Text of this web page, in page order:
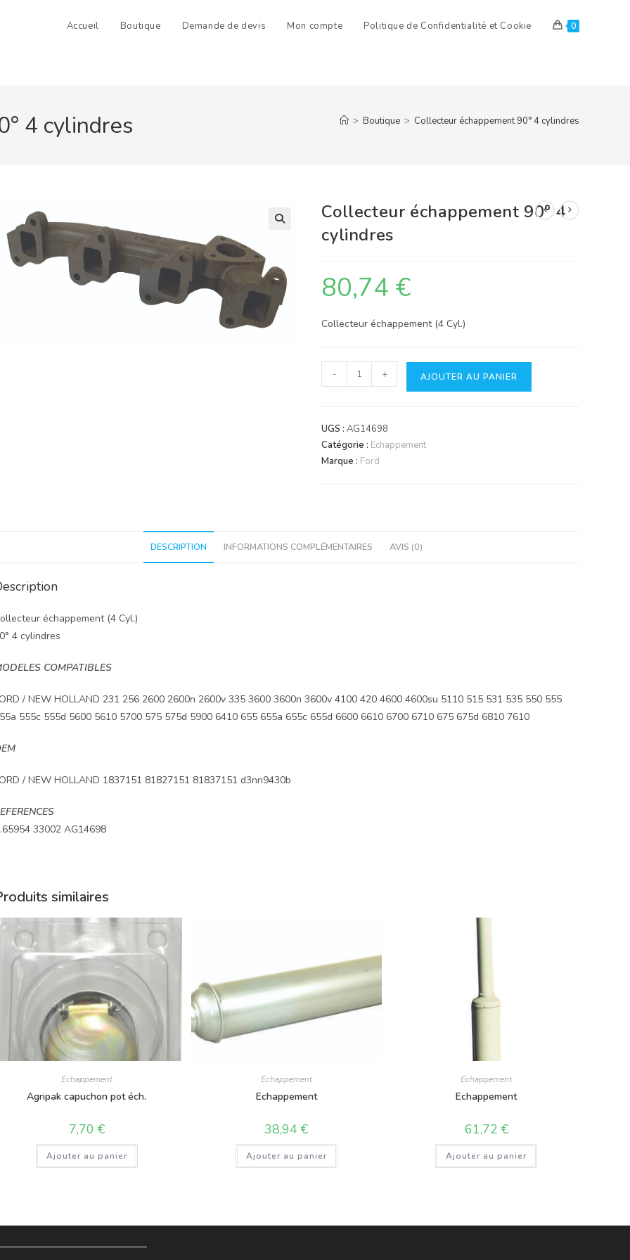
Accueil Boutique Demande de devis Mon compte Politique de Confidentialité et Cookie 0
4 cylindres > Boutique > Collecteur échappement 90° 4 cylindres
Collecteur échappement 90° 4
cylindres
80,74 €
Collecteur échappement (4 Cyl.)
quantité
de
échappement
90°
4
- + AJOUTER AU PANIER
UGS :AG14698
Catégorie : Echappement
Marque : Ford
DESCRIPTION INFORMATIONS COMPLÉMENTAIRES AVIS (0)
échappement (4 Cyl.)
4 cylindres
COMPATIBLES
/ NEW HOLLAND 231 256 2600 2600n 2600v 335 3600 3600n 3600v 4100 420 4600 4600su 5110 515 531 535 550 555
555c 555d 5600 5610 5700 575 575d 5900 6410 655 655a 655c 655d 6600 6610 6700 6710 675 675d 6810 7610
/ NEW HOLLAND 1837151 81827151 81837151 d3nn9430b
33002 AG14698
similaires
Echappement
Agripak capuchon pot éch.
7,70 €
Ajouter au panier
Echappement
Echappement
38,94€
Ajouter au panier
Echappement
Echappement
61,72 €
Ajouter au panier